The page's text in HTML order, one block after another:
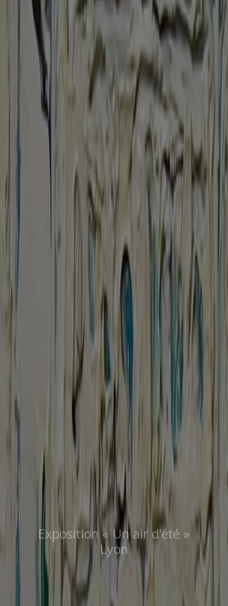
Exposition « Un air d’été »
Lyon
Du 23 mai au 12 septembre 2026
Découvrir